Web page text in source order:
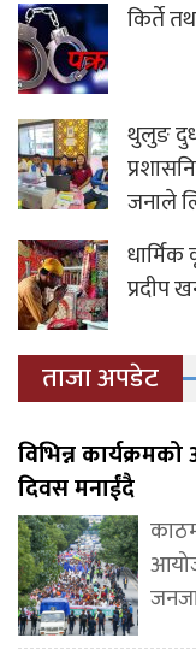
किर्ते
थुलुङ
जनाले
प्रदीप
ताजा अपडेट
विभिन्न
दिवस मनाईंदै